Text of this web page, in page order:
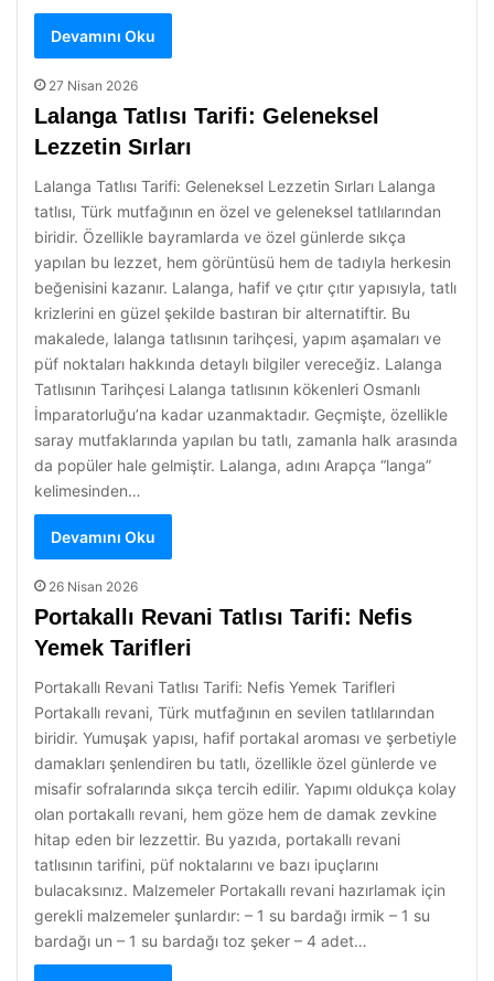
Devamını Oku
27 Nisan 2026
Lalanga Tatlısı Tarifi: Geleneksel
Lezzetin Sırları
Lalanga Tatlısı Tarifi: Geleneksel Lezzetin Sırları Lalanga
tatlısı, Türk mutfağının en özel ve geleneksel tatlılarından
biridir. Özellikle bayramlarda ve özel günlerde sıkça
yapılan bu lezzet, hem görüntüsü hem de tadıyla herkesin
beğenisini kazanır. Lalanga, hafif ve çıtır çıtır yapısıyla, tatlı
krizlerini en güzel şekilde bastıran bir alternatiftir. Bu
makalede, lalanga tatlısının tarihçesi, yapım aşamaları ve
püf noktaları hakkında detaylı bilgiler vereceğiz. Lalanga
Tatlısının Tarihçesi Lalanga tatlısının kökenleri Osmanlı
İmparatorluğu’na kadar uzanmaktadır. Geçmişte, özellikle
saray mutfaklarında yapılan bu tatlı, zamanla halk arasında
da popüler hale gelmiştir. Lalanga, adını Arapça “langa”
kelimesinden…
Devamını Oku
26 Nisan 2026
Portakallı Revani Tatlısı Tarifi: Nefis
Yemek Tarifleri
Portakallı Revani Tatlısı Tarifi: Nefis Yemek Tarifleri
Portakallı revani, Türk mutfağının en sevilen tatlılarından
biridir. Yumuşak yapısı, hafif portakal aroması ve şerbetiyle
damakları şenlendiren bu tatlı, özellikle özel günlerde ve
misafir sofralarında sıkça tercih edilir. Yapımı oldukça kolay
olan portakallı revani, hem göze hem de damak zevkine
hitap eden bir lezzettir. Bu yazıda, portakallı revani
tatlısının tarifini, püf noktalarını ve bazı ipuçlarını
bulacaksınız. Malzemeler Portakallı revani hazırlamak için
gerekli malzemeler şunlardır: – 1 su bardağı irmik – 1 su
bardağı un – 1 su bardağı toz şeker – 4 adet…